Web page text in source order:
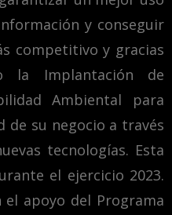
y conseguir
competitivo y gracias
la Implantación de
Ambiental para
su negocio a través
tecnologías. Esta
el ejercicio 2023.
apoyo del Programa